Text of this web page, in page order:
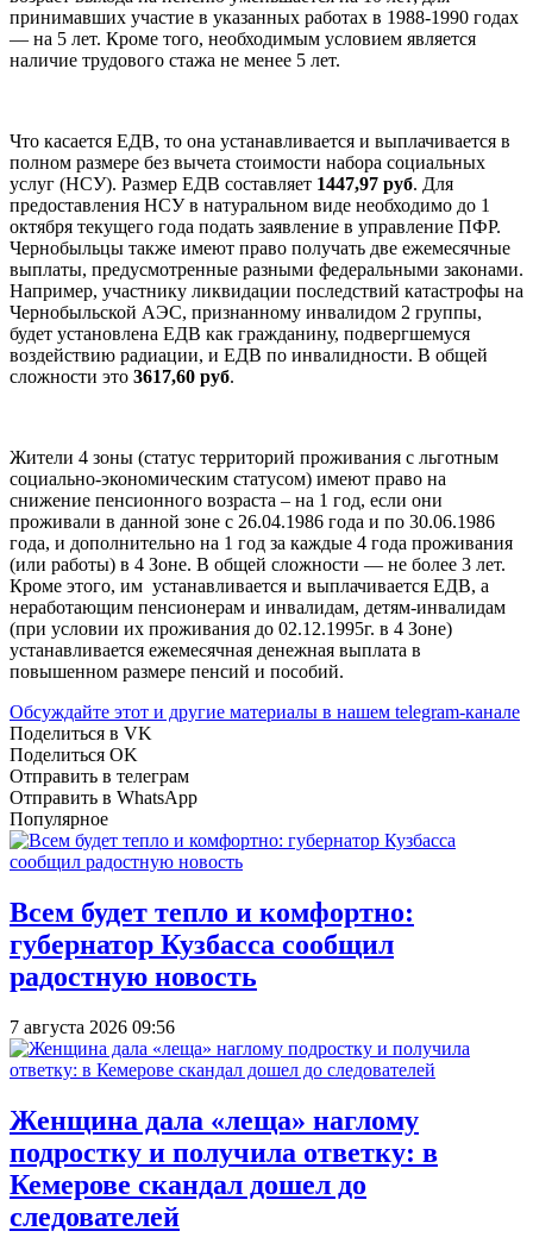
принимавших участие в указанных работах в 1988-1990 годах
— на 5 лет. Кроме того, необходимым условием является
наличие трудового стажа не менее 5 лет.
Что касается ЕДВ, то она устанавливается и выплачивается в
полном размере без вычета стоимости набора социальных
услуг (НСУ). Размер ЕДВ составляет 1447,97 руб. Для
предоставления НСУ в натуральном виде необходимо до 1
октября текущего года подать заявление в управление ПФР.
Чернобыльцы также имеют право получать две ежемесячные
выплаты, предусмотренные разными федеральными законами.
Например, участнику ликвидации последствий катастрофы на
Чернобыльской АЭС, признанному инвалидом 2 группы,
будет установлена ЕДВ как гражданину, подвергшемуся
воздействию радиации, и ЕДВ по инвалидности. В общей
сложности это 3617,60 руб.
Жители 4 зоны (статус территорий проживания с льготным
социально-экономическим статусом) имеют право на
снижение пенсионного возраста – на 1 год, если они
проживали в данной зоне с 26.04.1986 года и по 30.06.1986
года, и дополнительно на 1 год за каждые 4 года проживания
(или работы) в 4 Зоне. В общей сложности — не более 3 лет.
Кроме этого, им устанавливается и выплачивается ЕДВ, а
неработающим пенсионерам и инвалидам, детям-инвалидам
(при условии их проживания до 02.12.1995г. в 4 Зоне)
устанавливается ежемесячная денежная выплата в
повышенном размере пенсий и пособий.
Обсуждайте этот и другие материалы в нашем telegram-канале
Поделиться в VK
Поделиться OK
Отправить в телеграм
Отправить в WhatsApp
Популярное
Всем будет тепло и комфортно:
губернатор Кузбасса сообщил
радостную новость
7 августа 2026 09:56
Женщина дала «леща» наглому
подростку и получила ответку: в
Кемерове скандал дошел до
следователей